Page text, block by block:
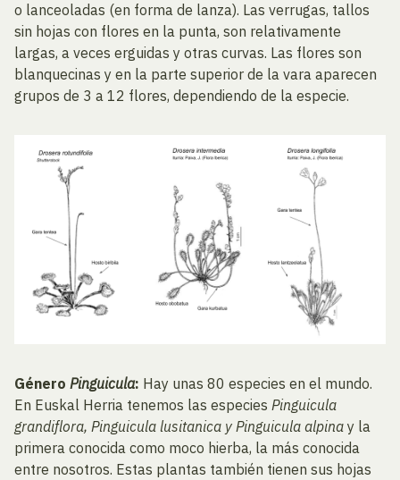
o lanceoladas (en forma de lanza). Las verrugas, tallos
sin hojas con flores en la punta, son relativamente
largas, a veces erguidas y otras curvas. Las flores son
blanquecinas y en la parte superior de la vara aparecen
grupos de 3 a 12 flores, dependiendo de la especie.
Género Pinguicula: Hay unas 80 especies en el mundo.
En Euskal Herria tenemos las especies Pinguicula
grandiflora, Pinguicula lusitanica y Pinguicula alpina y la
primera conocida como moco hierba, la más conocida
entre nosotros. Estas plantas también tienen sus hojas